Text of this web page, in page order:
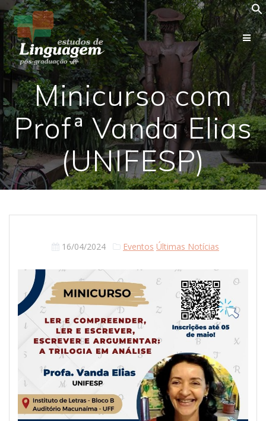
Skip
to
content
Minicurso com
Profª Vanda Elias
(UNIFESP)
16/04/2024 Eventos Últimas Notícias